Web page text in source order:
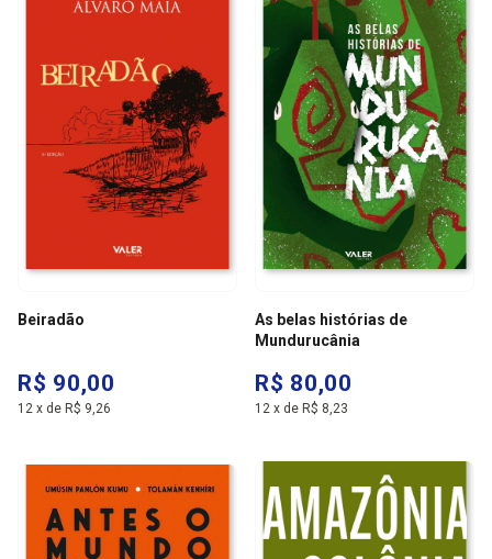
Beiradão
R$ 90,00
12 x de R$ 9,26
As belas histórias de
Mundurucânia
R$ 80,00
12 x de R$ 8,23